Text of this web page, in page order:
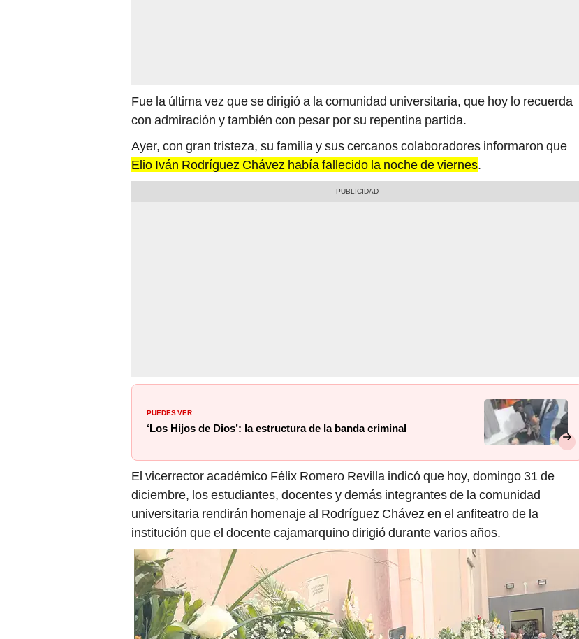
con admiración y también con pesar por su repentina partida.
Ayer, con gran tristeza, su familia y sus cercanos colaboradores informaron que
Elio Iván Rodríguez Chávez había fallecido la noche de viernes.
‘Los Hijos de Dios’: la estructura de la banda criminal
El vicerrector académico Félix Romero Revilla indicó que hoy, domingo 31 de
diciembre, los estudiantes, docentes y demás integrantes de la comunidad
universitaria rendirán homenaje al Rodríguez Chávez en el anfiteatro de la
institución que el docente cajamarquino dirigió durante varios años.